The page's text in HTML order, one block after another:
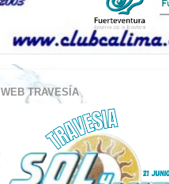
WEB TRAVESÍA